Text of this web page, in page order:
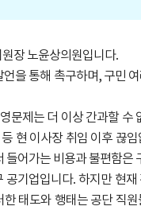
장 노윤상의원입니다.
을 통해 촉구하며, 구민
문제는 더 이상 간과할 수
현 이사장 취임 이후 끊
어가는 비용과 불편함은
기업입니다. 하지만 현재
태도와 행태는 공단 직